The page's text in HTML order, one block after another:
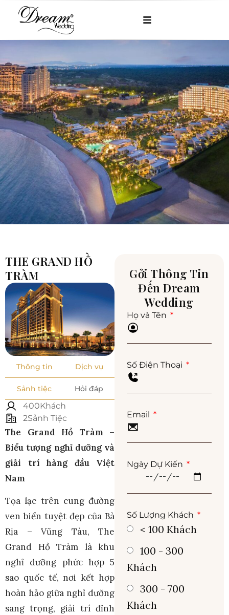
THE GRAND HỒ
TRÀM
Thông tin Dịch vụ
Sảnh tiệc Hỏi đáp
400Khách
2Sảnh Tiệc
The Grand Hồ Tràm –
Biểu tượng nghỉ dưỡng và
giải trí hàng đầu Việt
Nam
Tọa lạc trên cung đường
ven biển tuyệt đẹp của Bà
Rịa – Vũng Tàu, The
Grand Hồ Tràm là khu
nghỉ dưỡng phức hợp 5
sao quốc tế, nơi kết hợp
hoàn hảo giữa nghỉ dưỡng
sang trọng, giải trí đỉnh
Gởi Thông Tin
Đến Dream
Wedding
Họ và Tên
Số Điện Thoại
Email
Ngày Dự Kiến
Số Lượng Khách
< 100 Khách
100 - 300
Khách
300 - 700
Khách